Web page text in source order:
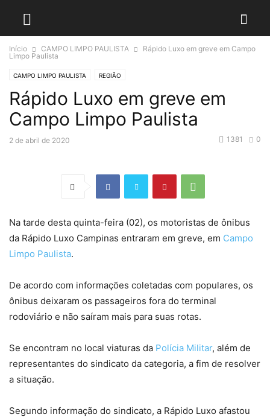
Início CAMPO LIMPO PAULISTA
Rápido Luxo em greve em Campo
Limpo Paulista
CAMPO LIMPO PAULISTA REGIÃO
Rápido Luxo em greve em
Campo Limpo Paulista
2 de abril de 2020 0
1381
Na tarde desta quinta-feira (02), os motoristas de ônibus
da Rápido Luxo Campinas entraram em greve, em Campo
Limpo Paulista.
De acordo com informações coletadas com populares, os
ônibus deixaram os passageiros fora do terminal
rodoviário e não saíram mais para suas rotas.
Se encontram no local viaturas da Polícia Militar, além de
representantes do sindicato da categoria, a fim de resolver
a situação.
Segundo informação do sindicato, a Rápido Luxo afastou